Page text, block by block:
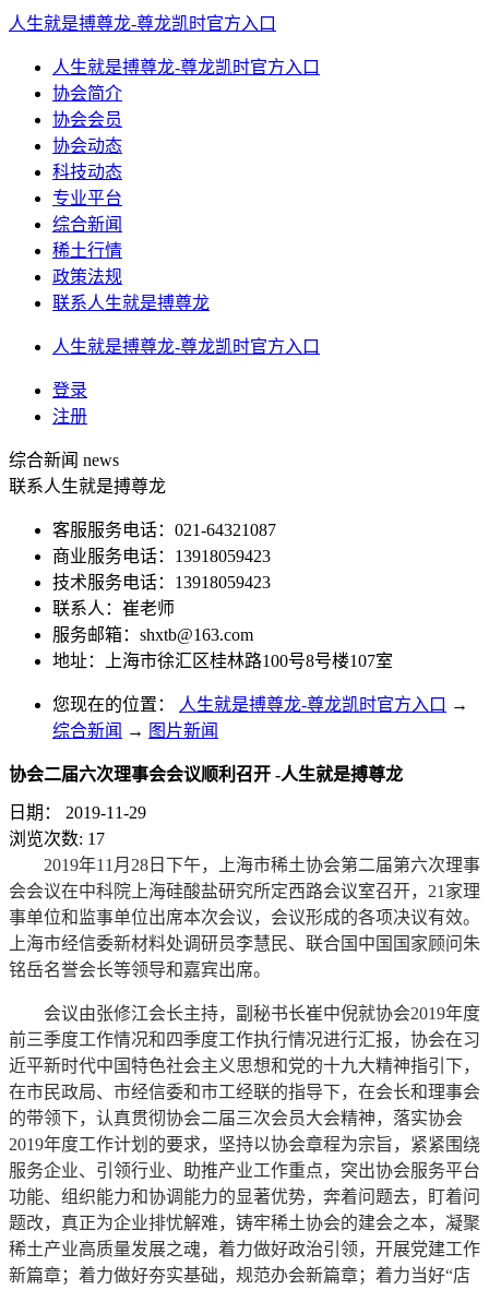
人生就是搏尊龙-尊龙凯时官方入口
人生就是搏尊龙-尊龙凯时官方入口
协会简介
协会会员
协会动态
科技动态
专业平台
综合新闻
稀土行情
政策法规
联系人生就是搏尊龙
人生就是搏尊龙-尊龙凯时官方入口
登录
注册
综合新闻 news
联系人生就是搏尊龙
客服服务电话：021-64321087
商业服务电话：13918059423
技术服务电话：13918059423
联系人：崔老师
服务邮箱： shxtb@163.com
地址：上海市徐汇区桂林路100号8号楼107室
您现在的位置： 人生就是搏尊龙-尊龙凯时官方入口 →
综合新闻 → 图片新闻
协会二届六次理事会会议顺利召开 -人生就是搏尊龙
日期：
2019-11-29
浏览次数: 17
2019年11月28日下午，上海市稀土协会第二届第六次理事
会会议在中科院上海硅酸盐研究所定西路会议室召开，21家理
事单位和监事单位出席本次会议，会议形成的各项决议有效。
上海市经信委新材料处调研员李慧民、联合国中国国家顾问朱
铭岳名誉会长等领导和嘉宾出席。
会议由张修江会长主持，副秘书长崔中倪就协会2019年度
前三季度工作情况和四季度工作执行情况进行汇报，协会在习
近平新时代中国特色社会主义思想和党的十九大精神指引下，
在市民政局、市经信委和市工经联的指导下，在会长和理事会
的带领下，认真贯彻协会二届三次会员大会精神，落实协会
2019年度工作计划的要求，坚持以协会章程为宗旨，紧紧围绕
服务企业、引领行业、助推产业工作重点，突出协会服务平台
功能、组织能力和协调能力的显著优势，奔着问题去，盯着问
题改，真正为企业排忧解难，铸牢稀土协会的建会之本，凝聚
稀土产业高质量发展之魂，着力做好政治引领，开展党建工作
新篇章；着力做好夯实基础，规范办会新篇章；着力当好“店